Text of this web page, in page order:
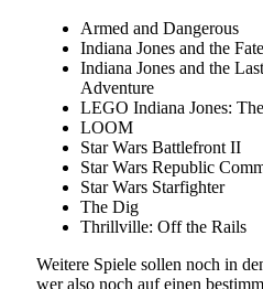
Armed and Dangerous
Indiana Jones and the
Indiana Jones and the
Adventure
LEGO Indiana Jones:
LOOM
Star Wars Battlefront II
Star Wars Republic
Star Wars Starfighter
The Dig
Thrillville: Off the Rails
Weitere Spiele sollen noch in
wer also noch auf einen